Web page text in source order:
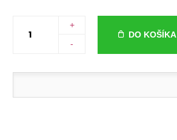
+
-
DO KOŠÍKA